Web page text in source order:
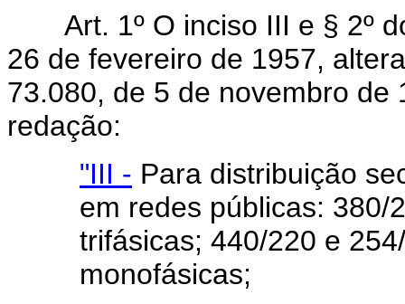
Art. 1º O inciso III e § 2º
26 de fevereiro de 1957,
73.080, de 5 de novembro de
redação:
"III - Para distribuição
em redes públicas: 380/
trifásicas; 440/220 e
monofásicas;